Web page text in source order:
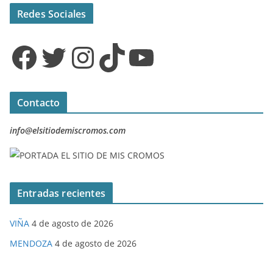
Redes Sociales
Facebook Twitter InstagramTikTok YouTube
Contacto
info@elsitiodemiscromos.com
Entradas recientes
VIÑA 4 de agosto de 2026
MENDOZA 4 de agosto de 2026